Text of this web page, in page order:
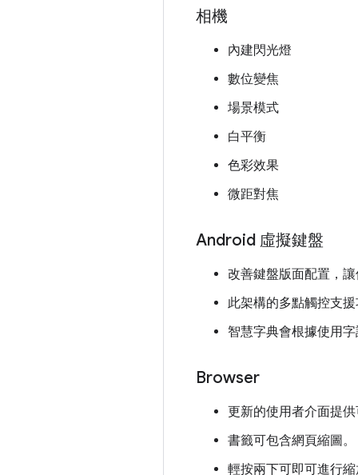
相機
內建閃光燈
數位變焦
場景模式
白平衡
色彩效果
微距對焦
Android 虛擬鍵盤
改善鍵盤版面配置，
此架構的多點觸控支
智慧字典會根據使用
Browser
更新的使用者介面提
書籤可包含網頁縮圖。
輕按兩下可即可進行